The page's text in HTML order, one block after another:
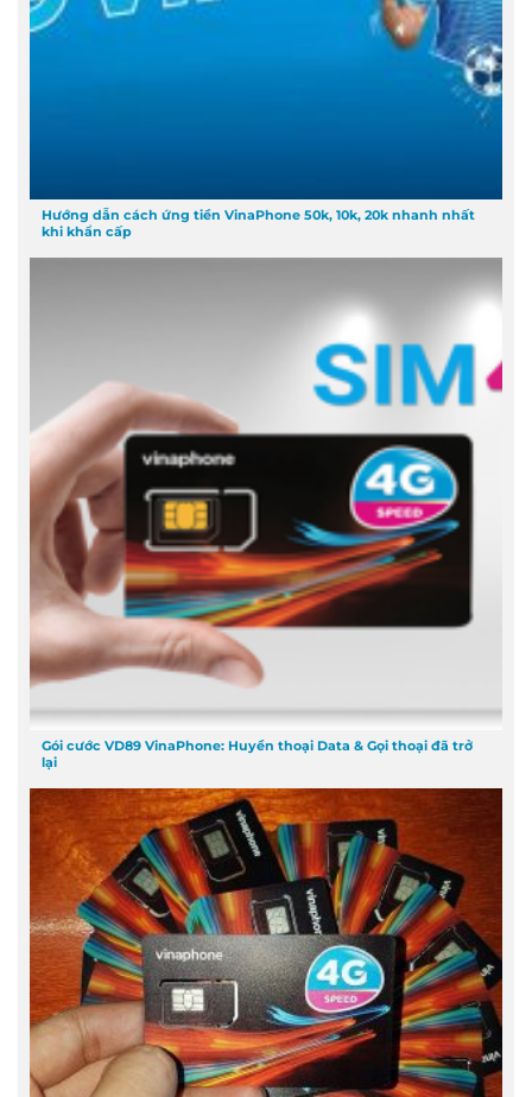
Hướng dẫn cách ứng tiền VinaPhone 50k, 10k, 20k nhanh nhất
khi khẩn cấp
Gói cước VD89 VinaPhone: Huyền thoại Data & Gọi thoại đã trở
lại